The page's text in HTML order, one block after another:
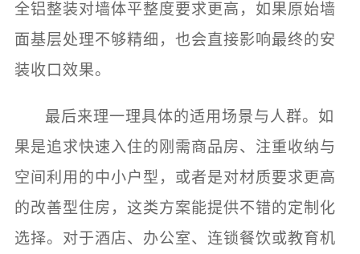
全铝整装对墙体平整度要求更高，如果原始墙
面基层处理不够精细，也会直接影响最终的安
装收口效果。
最后来理一理具体的适用场景与人群。如
果是追求快速入住的刚需商品房、注重收纳与
空间利用的中小户型，或者是对材质要求更高
的改善型住房，这类方案能提供不错的定制化
选择。对于酒店、办公室、连锁餐饮或教育机